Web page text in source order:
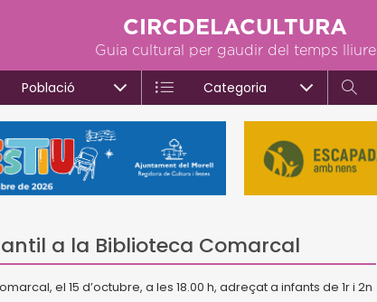
CIRCDELACULTURA
Guia cultural per gaudir del temps lliure
Població Categoria
a la Biblioteca Comarcal
el 15 d’octubre, a les 18.00 h, adreçat a infants de 1r i 2n